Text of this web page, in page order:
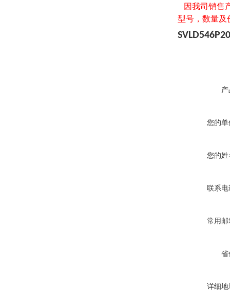
因我司销售
型号，数量及
您的
您的
联系
常用
省
详细